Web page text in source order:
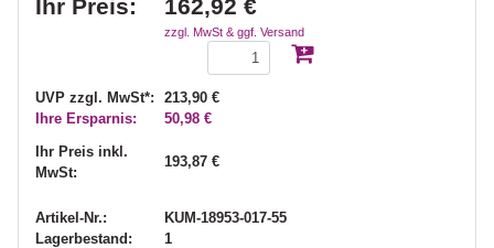
Ihr Preis: 162,92 €
zzgl. MwSt & ggf. Versand
UVP zzgl. MwSt*:
213,90 €
Ihre Ersparnis:
50,98 €
Ihr Preis inkl.
MwSt:
193,87 €
Artikel-Nr.:
KUM-18953-017-55
Lagerbestand:
1